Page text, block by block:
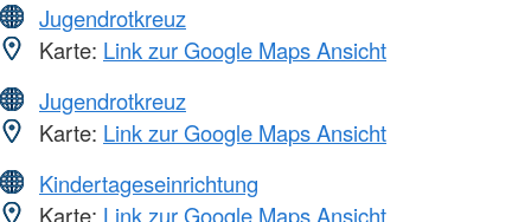
Jugendrotkreuz
Karte: Link zur Google Maps Ansicht
Jugendrotkreuz
Karte: Link zur Google Maps Ansicht
Kindertageseinrichtung
Karte: Link zur Google Maps Ansicht